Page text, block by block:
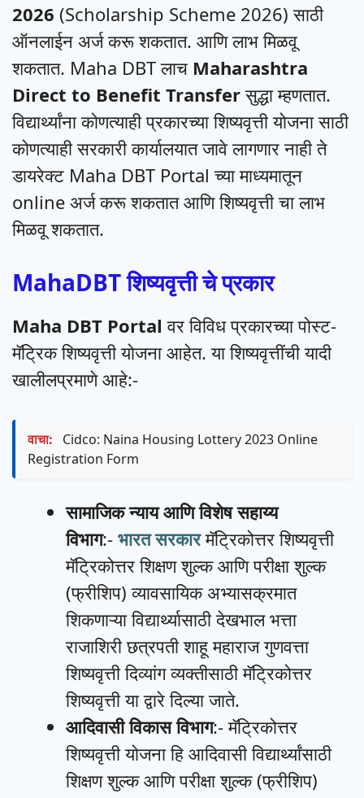
2026 (Scholarship Scheme 2026) साठी
ऑनलाईन अर्ज करू शकतात. आणि लाभ मिळवू
शकतात. Maha DBT लाच Maharashtra
Direct to Benefit Transferसुद्धा म्हणतात.
विद्यार्थ्यांना कोणत्याही प्रकारच्या शिष्यवृत्ती योजना साठी
कोणत्याही सरकारी कार्यालयात जावे लागणार नाही ते
डायरेक्ट Maha DBT Portal च्या माध्यमातून
online अर्ज करू शकतात आणि शिष्यवृत्ती चा लाभ
मिळवू शकतात.
MahaDBT शिष्यवृत्ती चे प्रकार
Maha DBT Portal वर विविध प्रकारच्या पोस्ट-
मॅट्रिक शिष्यवृत्ती योजना आहेत. या शिष्यवृत्तींची यादी
खालीलप्रमाणे आहे:-
वाचा:
Cidco: Naina Housing Lottery 2023 Online
Registration Form
सामाजिक न्याय आणि विशेष सहाय्य
विभाग:- भारत सरकारमॅट्रिकोत्तर शिष्यवृत्ती
मॅट्रिकोत्तर शिक्षण शुल्क आणि परीक्षा शुल्क
(फ्रीशिप) व्यावसायिक अभ्यासक्रमात
शिकणाऱ्या विद्यार्थ्यासाठी देखभाल भत्ता
राजाशिरी छत्रपती शाहू महाराज गुणवत्ता
शिष्यवृत्ती दिव्यांग व्यक्तीसाठी मॅट्रिकोत्तर
शिष्यवृत्ती या द्वारे दिल्या जाते.
आदिवासी विकास विभाग:- मॅट्रिकोत्तर
शिष्यवृत्ती योजना हि आदिवासी विद्यार्थ्यांसाठी
शिक्षण शुल्क आणि परीक्षा शुल्क (फ्रीशिप)